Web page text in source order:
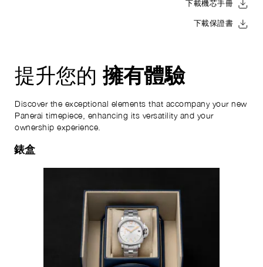
下載機芯手冊
下載保證書
提升您的擁有體驗
Discover the exceptional elements that accompany your new
Panerai timepiece, enhancing its versatility and your
ownership experience.
錶盒